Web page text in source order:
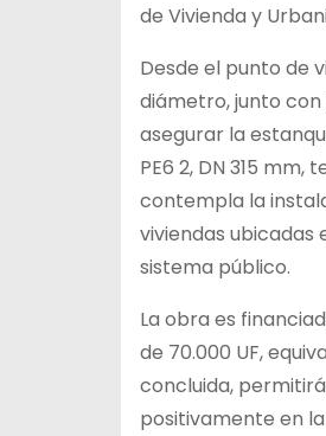
de Vivienda y
Desde el punto de
diámetro, junto
asegurar la
PE6 2, DN 315
contempla la
viviendas ubicadas
sistema público.
La obra es
de 70.000 UF,
concluida,
positivamente en